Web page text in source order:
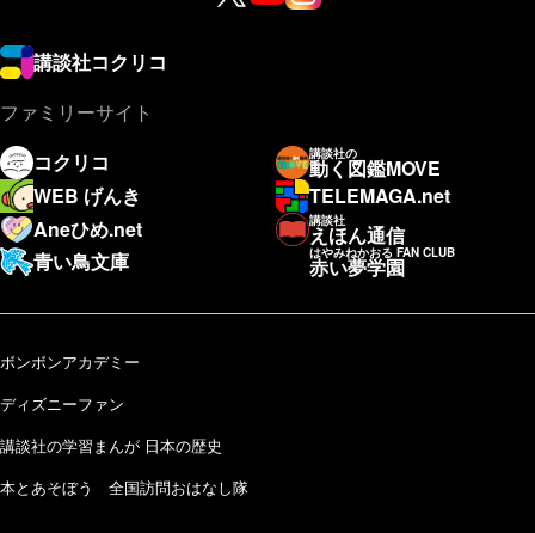
講談社コクリコ
ファミリーサイト
コクリコ
講談社の
動く図鑑MOVE
WEB げんき
TELEMAGA.net
Aneひめ.net
講談社
えほん通信
青い鳥文庫
はやみねかおる FAN CLUB
赤い夢学園
ボンボンアカデミー
ディズニーファン
講談社の学習まんが 日本の歴史
本とあそぼう 全国訪問おはなし隊